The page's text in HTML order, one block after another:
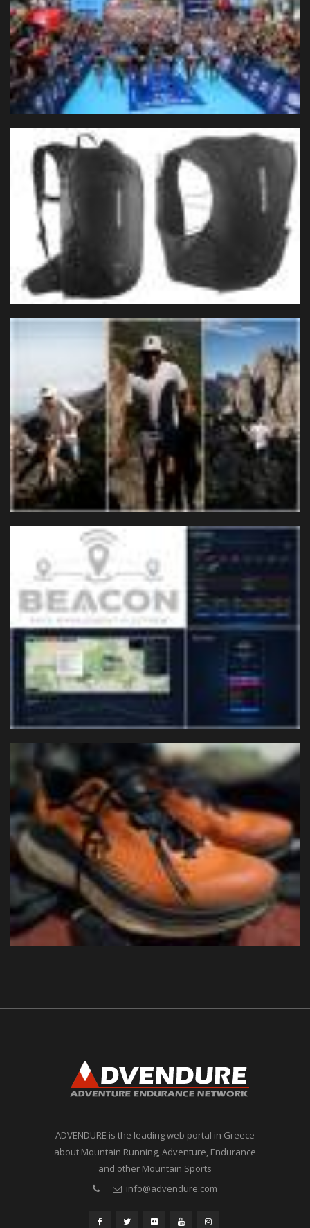
ADVENDURE is the leading web portal in Greece
about Mountain Running, Adventure, Endurance
and other Mountain Sports
info@advendure.com